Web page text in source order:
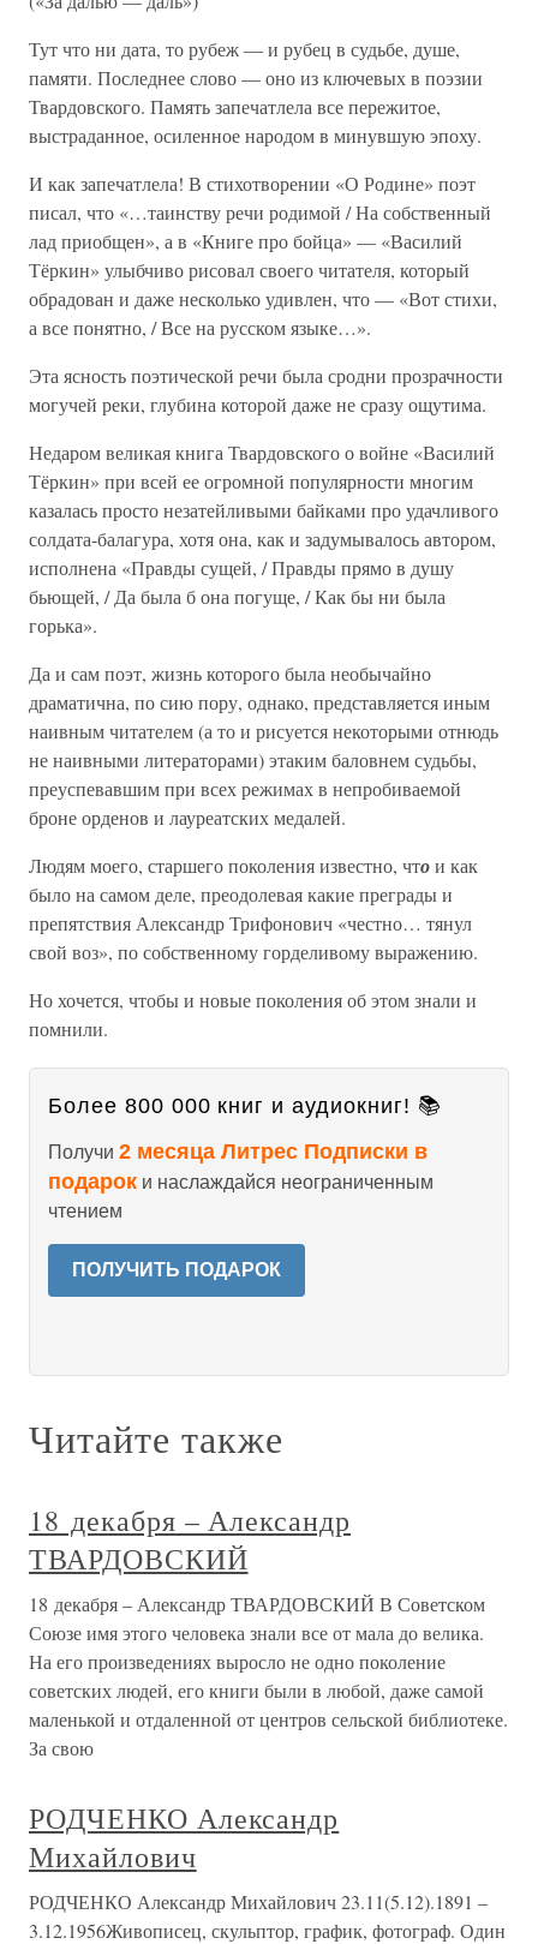
Тут что ни дата, то рубеж — и рубец в судьбе, душе,
памяти. Последнее слово — оно из ключевых в поэзии
Твардовского. Память запечатлела все пережитое,
выстраданное, осиленное народом в минувшую эпоху.
И как запечатлела! В стихотворении «О Родине» поэт
писал, что «…таинству речи родимой / На собственный
лад приобщен», а в «Книге про бойца» — «Василий
Тёркин» улыбчиво рисовал своего читателя, который
обрадован и даже несколько удивлен, что — «Вот стихи,
а все понятно, / Все на русском языке…».
Эта ясность поэтической речи была сродни прозрачности
могучей реки, глубина которой даже не сразу ощутима.
Недаром великая книга Твардовского о войне «Василий
Тёркин» при всей ее огромной популярности многим
казалась просто незатейливыми байками про удачливого
солдата-балагура, хотя она, как и задумывалось автором,
исполнена «Правды сущей, / Правды прямо в душу
бьющей, / Да была б она погуще, / Как бы ни была
горька».
Да и сам поэт, жизнь которого была необычайно
драматична, по сию пору, однако, представляется иным
наивным читателем (а то и рисуется некоторыми отнюдь
не наивными литераторами) этаким баловнем судьбы,
преуспевавшим при всех режимах в непробиваемой
броне орденов и лауреатских медалей.
Людям моего, старшего поколения известно, чтои как
было на самом деле, преодолевая какие преграды и
препятствия Александр Трифонович «честно… тянул
свой воз», по собственному горделивому выражению.
Но хочется, чтобы и новые поколения об этом знали и
помнили.
Более 800 000 книг и аудиокниг! 📚
Получи 2 месяца Литрес Подписки в
подарок и наслаждайся неограниченным
чтением
ПОЛУЧИТЬ ПОДАРОК
Читайте также
18 декабря – Александр
ТВАРДОВСКИЙ
18 декабря – Александр ТВАРДОВСКИЙ В Советском
Союзе имя этого человека знали все от мала до велика.
На его произведениях выросло не одно поколение
советских людей, его книги были в любой, даже самой
маленькой и отдаленной от центров сельской библиотеке.
За свою
РОДЧЕНКО Александр
Михайлович
РОДЧЕНКО Александр Михайлович 23.11(5.12).1891 –
3.12.1956Живописец, скульптор, график, фотограф. Один